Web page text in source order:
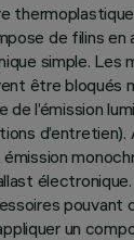
de filins
simple. Les
être bloqués
de l’émission
électronique.
pouvant
un